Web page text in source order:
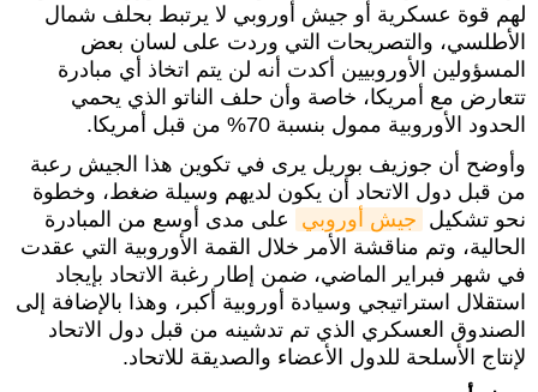
لهم قوة عسكرية أو جيش أوروبي لا يرتبط بحلف شمال
الأطلسي، والتصريحات التي وردت على لسان بعض
المسؤولين الأوروبيين أكدت أنه لن يتم اتخاذ أي مبادرة
تتعارض مع أمريكا، خاصة وأن حلف الناتو الذي يحمي
الحدود الأوروبية ممول بنسبة 70% من قبل أمريكا.
وأوضح أن جوزيف بوريل يرى في تكوين هذا الجيش رعبة
من قبل دول الاتحاد أن يكون لديهم وسيلة ضغط، وخطوة
نحو تشكيل جيش أوروبي
على مدى أوسع من المبادرة
الحالية، وتم مناقشة الأمر خلال القمة الأوروبية التي عقدت
في شهر فبراير الماضي، ضمن إطار رغبة الاتحاد بإيجاد
استقلال استراتيجي وسيادة أوروبية أكبر، وهذا بالإضافة إلى
الصندوق العسكري الذي تم تدشينه من قبل دول الاتحاد
لإنتاج الأسلحة للدول الأعضاء والصديقة للاتحاد.